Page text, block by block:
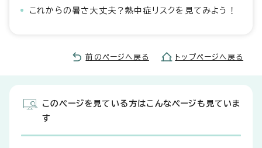
これからの暑さ大丈夫？熱中症リスクを見てみよう！
前のページへ戻る トップページへ戻る
このページを見ている方はこんなページも見ていま
す